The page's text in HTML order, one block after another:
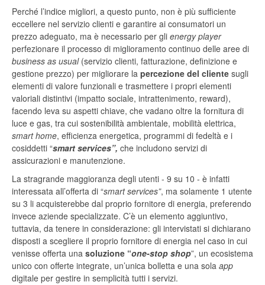
Perché l’indice migliori, a questo punto, non è più sufficiente
eccellere nel servizio clienti e garantire ai consumatori un
prezzo adeguato, ma è necessario per gli energy player
perfezionare il processo di miglioramento continuo delle aree di
business as usual(servizio clienti, fatturazione, definizione e
gestione prezzo) per migliorare la percezione del cliente sugli
elementi di valore funzionali e trasmettere i propri elementi
valoriali distintivi (impatto sociale, intrattenimento, reward),
facendo leva su aspetti chiave, che vadano oltre la fornitura di
luce e gas, tra cui sostenibilità ambientale, mobilità elettrica,
smart home, efficienza energetica, programmi di fedeltà e i
cosiddetti “smart services”, che includono servizi di
assicurazioni e manutenzione.
La stragrande maggioranza degli utenti - 9 su 10 - è infatti
interessata all’offerta di “smart services”, ma solamente 1 utente
su 3 li acquisterebbe dal proprio fornitore di energia, preferendo
invece aziende specializzate. C’è un elemento aggiuntivo,
tuttavia, da tenere in considerazione: gli intervistati si dichiarano
disposti a scegliere il proprio fornitore di energia nel caso in cui
venisse offerta una soluzione “one-stop shop”, un ecosistema
unico con offerte integrate, un’unica bolletta e una sola app
digitale per gestire in semplicità tutti i servizi.